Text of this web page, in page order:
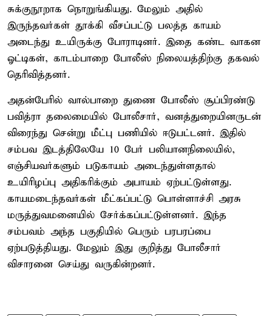
சுக்குநூறாக நொறுங்கியது. மேலும் அதில்
இருந்தவர்கள் தூக்கி வீசப்பட்டு பலத்த காயம்
அடைந்து உயிருக்கு போராடினர். இதை கண்ட வாகன
ஓட்டிகள், காடம்பாறை போலீஸ் நிலையத்திற்கு தகவல்
தெரிவித்தனர்.
அதன்பேரில் வால்பாறை துணை போலீஸ் சூப்பிரண்டு
பவித்ரா தலைமையில் போலீசார், வனத்துறையினருடன்
விரைந்து சென்று மீட்பு பணியில் ஈடுபட்டனர். இதில்
சம்பவ இடத்திலேயே 10 பேர் பலியானநிலையில்,
எஞ்சியவர்களும் படுகாயம் அடைந்துள்ளதால்
உயிரிழப்பு அதிகரிக்கும் அபாயம் ஏற்பட்டுள்ளது.
காயமடைந்தவர்கள் மீட்கப்பட்டு பொள்ளாச்சி அரசு
மருத்துவமனையில் சேர்க்கப்பட்டுள்ளனர். இந்த
சம்பவம் அந்த பகுதியில் பெரும் பரபரப்பை
ஏற்படுத்தியது. மேலும் இது குறித்து போலீசார்
விசாரனை செய்து வருகின்றனர்.